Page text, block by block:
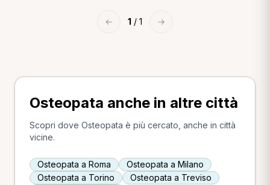
← 1 / 1 →
Osteopata anche in altre città
Scopri dove Osteopata è più cercato, anche in città
vicine.
Osteopata a Roma
Osteopata a Milano
Osteopata a Torino
Osteopata a Treviso